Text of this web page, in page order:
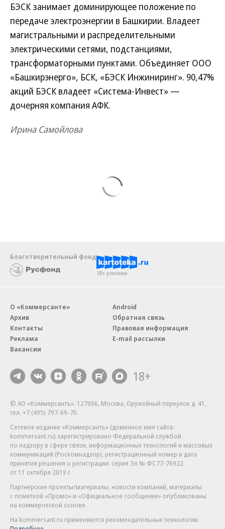
БЭСК занимает доминирующее положение по
передаче электроэнергии в Башкирии. Владеет
магистральными и распределительными
электрическими сетями, подстанциями,
трансформаторными пунктами. Объединяет ООО
«Башкирэнерго», БСК, «БЭСК Инжиниринг». 90,47%
акций БЭСК владеет «Система-Инвест» —
дочерняя компания АФК.
Ирина Самойлова
Благотворительный фонд
18+ реклама
О «Коммерсанте»
Архив
Контакты
Реклама
Вакансии
Android
Обратная связь
Правовая информация
E-mail рассылки
18+
© АО «Коммерсантъ». 127006, Москва, Оружейный переулок д. 41,
тел. +7 (495) 797-69-70.
Сетевое издание «Коммерсантъ» (доменное имя сайта:
kommersant.ru) зарегистрировано Федеральной службой
по надзору в сфере связи, информационных технологий и массовых
коммуникаций (Роскомнадзор), регистрационный номер и дата
принятия решения о регистрации: серия Эл № ФС77-76922
от 11 октября 2019 г.
Партнерские проекты/материалы, новости компаний, материалы
с пометкой «Промо» и «Официальное сообщение» опубликованы
на коммерческой основе.
На kommersant.ru применяются рекомендательные технологии.